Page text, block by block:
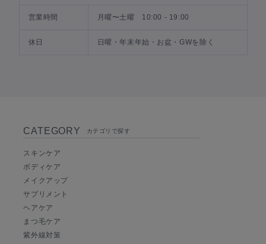
営業時間 月曜〜土曜 10:00 - 19:00
休日 日曜・年末年始・お盆・GWを除く
CATEGORY カテゴリで探す
スキンケア
ボディケア
メイクアップ
サプリメント
ヘアケア
まつ毛ケア
紫外線対策